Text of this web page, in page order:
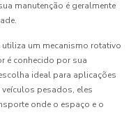
manutenção é geralmente
um mecanismo rotativo
é conhecido por sua
ideal para aplicações
pesados, eles
onde o espaço e o